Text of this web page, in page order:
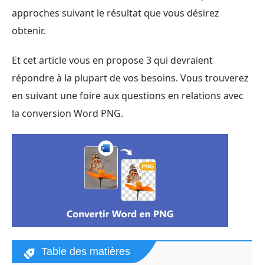
approches suivant le résultat que vous désirez
obtenir.
Et cet article vous en propose 3 qui devraient
répondre à la plupart de vos besoins. Vous trouverez
en suivant une foire aux questions en relations avec
la conversion Word PNG.
Table des matières